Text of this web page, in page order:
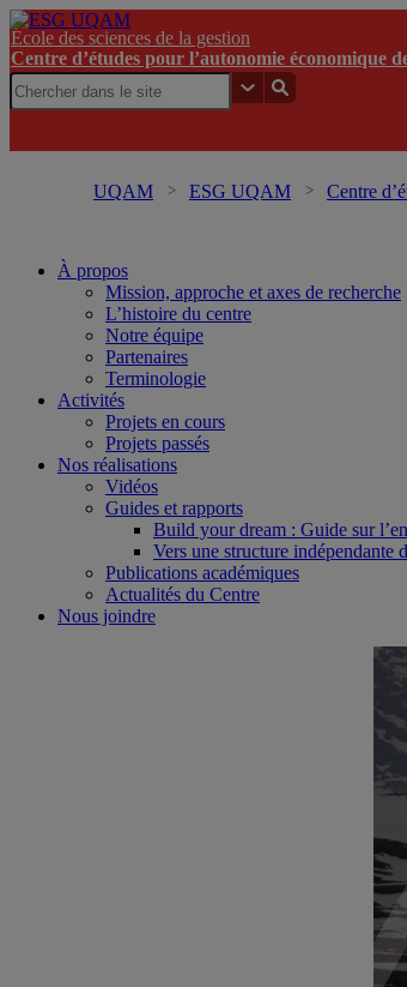
École des sciences de la gestion
Centre d’études pour l’autonomie économique
UQAM ESG UQAM Centre
À propos
Mission, approche et axes de recherche
L’histoire du centre
Notre équipe
Partenaires
Terminologie
Activités
Projets en cours
Projets passés
Nos réalisations
Vidéos
Guides et rapports
Build your dream : Guide sur
Vers une structure indépendante
Publications académiques
Actualités du Centre
Nous joindre